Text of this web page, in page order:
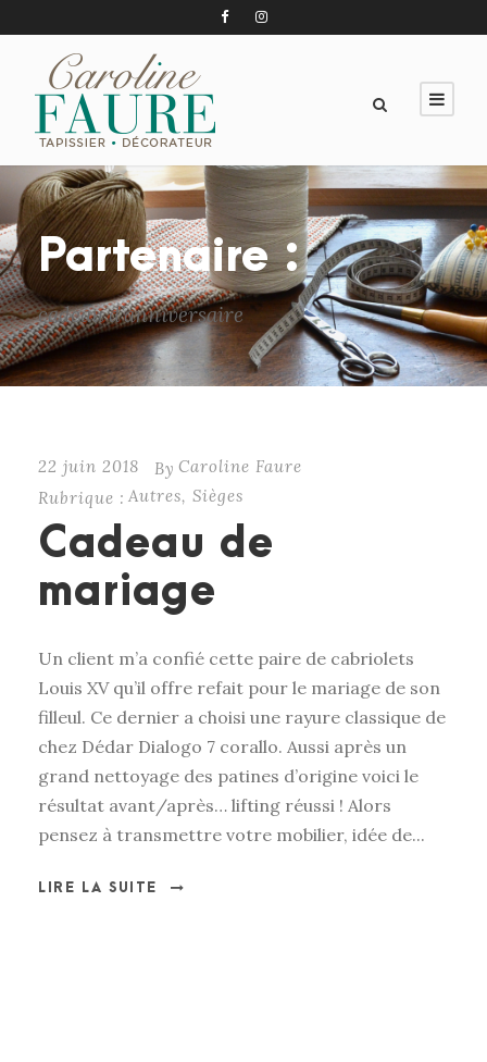
Partenaire :
cadeau d’anniversaire
22 juin 2018 By Caroline Faure
Rubrique : Autres, Sièges
Cadeau de
mariage
Un client m’a confié cette paire de cabriolets
Louis XV qu’il offre refait pour le mariage de son
filleul. Ce dernier a choisi une rayure classique de
chez Dédar Dialogo 7 corallo. Aussi après un
grand nettoyage des patines d’origine voici le
résultat avant/après… lifting réussi ! Alors
pensez à transmettre votre mobilier, idée de...
LIRE LA SUITE